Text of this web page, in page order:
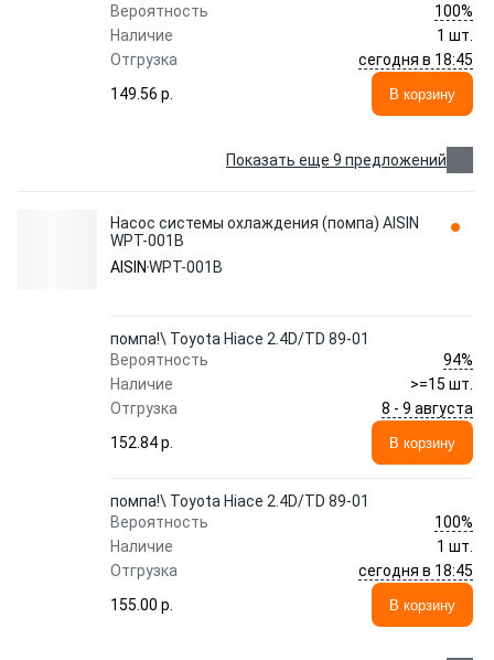
Вероятность
100%
Наличие
1 шт.
Отгрузка
сегодня в 18:45
149.56 p.
В корзину
Показать еще 9 предложений
Насос системы охлаждения (помпа) AISIN
WPT-001B
AISIN WPT-001B
помпа!\ Toyota Hiace 2.4D/TD 89-01
Вероятность
94%
Наличие
>=15 шт.
Отгрузка
8 - 9 августа
152.84 p.
В корзину
помпа!\ Toyota Hiace 2.4D/TD 89-01
Вероятность
100%
Наличие
1 шт.
Отгрузка
сегодня в 18:45
155.00 p.
В корзину